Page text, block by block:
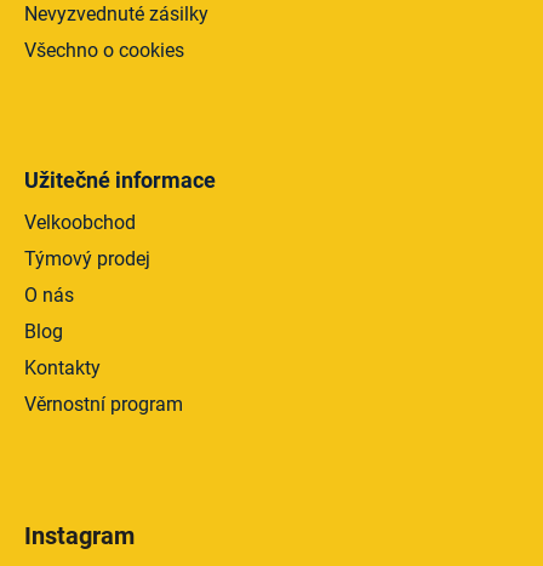
Nevyzvednuté zásilky
Všechno o cookies
Užitečné informace
Velkoobchod
Týmový prodej
O nás
Blog
Kontakty
Věrnostní program
Instagram